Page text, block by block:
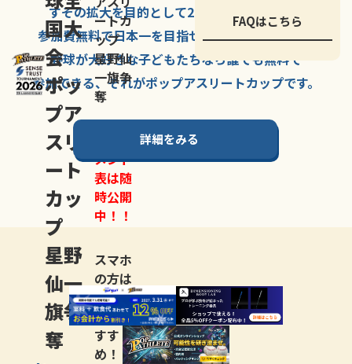
国大
会
ポッ
プア
スリ
ート
カッ
プ
星野
仙一
旗争
奪
ートカ
ップ
星野仙
一旗争
奪
メント
表は随
時公開
中！！
スマホ
の方は
LINE登
録がお
すす
め！
FAQはこちら
すその拡大を目的として2007年に
参加費無料で日本一を目指せる唯一の野球大会。
野球が大好きな子どもたちなら誰でも無料で
参加できる、それがポップアスリートカップです。
詳細をみる